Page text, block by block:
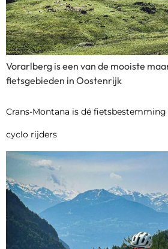
Vorarlberg is een van de mooiste
fietsgebieden in Oostenrijk
Crans-Montana is dé
cyclo rijders